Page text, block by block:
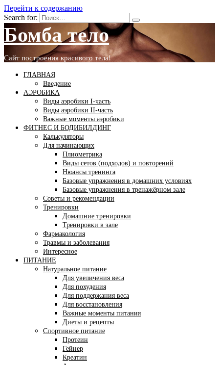
Перейти к содержанию
Search for:
Бомба тело
Сайт построения красивого тела!
ГЛАВНАЯ
Введение
АЭРОБИКА
Виды аэробики І-часть
Виды аэробики ІІ-часть
Важные моменты аэробики
ФИТНЕС И БОДИБИЛДИНГ
Калькуляторы
Для начинающих
Плиометрика
Виды сетов (подходов) и повторений
Нюансы тренинга
Базовые упражнения в домашних условиях
Базовые упражнения в тренажёрном зале
Советы и рекомендации
Тренировки
Домашние тренировки
Тренировки в зале
Фармакология
Травмы и заболевания
Интересное
ПИТАНИЕ
Натуральное питание
Для увеличения веса
Для похудения
Для поддержания веса
Для восстановления
Важные моменты питания
Диеты и рецепты
Спортивное питание
Протеин
Гейнер
Креатин